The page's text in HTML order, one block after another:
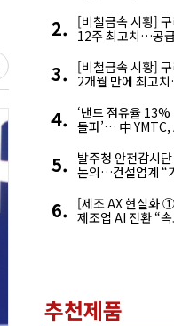
해결한다
[비철금속 시황]
12주 최고치…공
[비철금속 시황]
2개월 만에 최고
우려 확대
‘낸드 점유율 13%
돌파’… 中 YMTC,
4위 맹추격
발주청 안전감시
논의…건설업계 “
[제조 AX 현실화
제조업 AI 전환 “
추천제품